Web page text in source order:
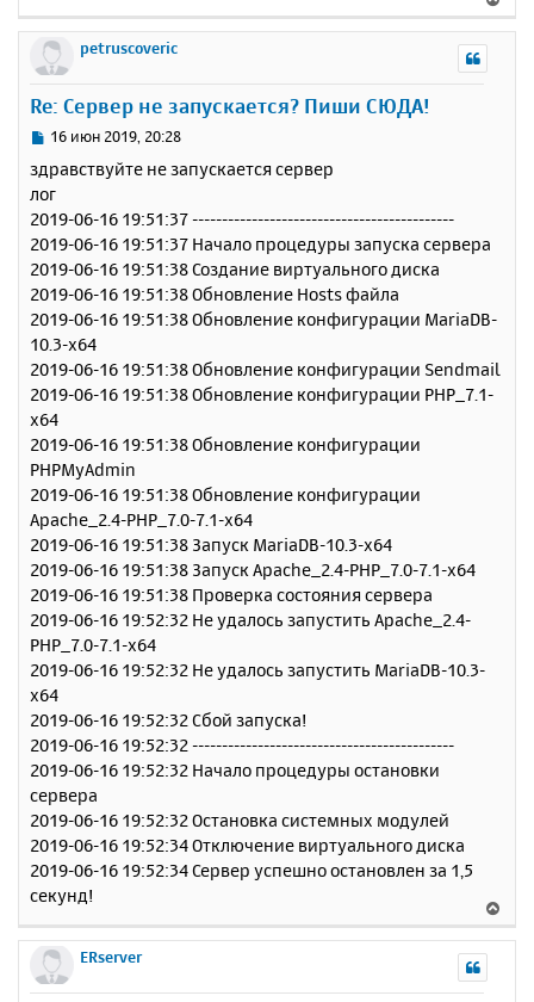
е
petruscoveric
Re: Сервер не запускается? Пиши СЮДА!
С
о
б
щ
е
н
и
е
16 июн 2019, 20:28
здравствуйте не запускается сервер
лог
2019-06-16 19:51:37 --------------------------------------------
2019-06-16 19:51:37 Начало процедуры запуска сервера
2019-06-16 19:51:38 Создание виртуального диска
2019-06-16 19:51:38 Обновление Hosts файла
2019-06-16 19:51:38 Обновление конфигурации MariaDB-
10.3-x64
2019-06-16 19:51:38 Обновление конфигурации Sendmail
2019-06-16 19:51:38 Обновление конфигурации PHP_7.1-
x64
2019-06-16 19:51:38 Обновление конфигурации
PHPMyAdmin
2019-06-16 19:51:38 Обновление конфигурации
Apache_2.4-PHP_7.0-7.1-x64
2019-06-16 19:51:38 Запуск MariaDB-10.3-x64
2019-06-16 19:51:38 Запуск Apache_2.4-PHP_7.0-7.1-x64
2019-06-16 19:51:38 Проверка состояния сервера
2019-06-16 19:52:32 Не удалось запустить Apache_2.4-
PHP_7.0-7.1-x64
2019-06-16 19:52:32 Не удалось запустить MariaDB-10.3-
x64
2019-06-16 19:52:32 Сбой запуска!
2019-06-16 19:52:32 --------------------------------------------
2019-06-16 19:52:32 Начало процедуры остановки
сервера
2019-06-16 19:52:32 Остановка системных модулей
2019-06-16 19:52:34 Отключение виртуального диска
2019-06-16 19:52:34 Сервер успешно остановлен за 1,5
секунд!
е
ERserver